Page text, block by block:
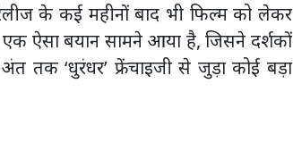
के कई महीनों बाद भी फिल्म को लेकर
ऐसा बयान सामने आया है, जिसने दर्शकों
‘धुरंधर’ फ्रेंचाइजी से जुड़ा कोई बड़ा